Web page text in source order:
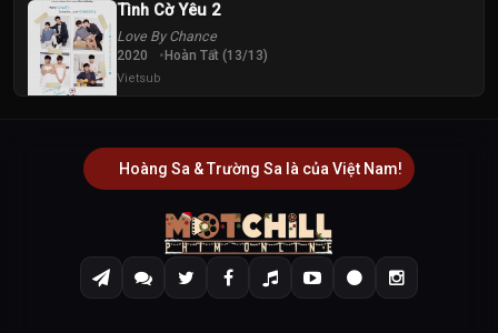
Tình Cờ Yêu 2
Love By Chance
2020 Hoàn Tất (13/13)
Vietsub
Hoàng Sa & Trường Sa là của Việt Nam!